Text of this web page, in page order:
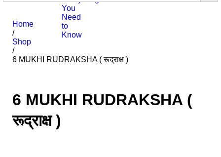
You
Need
to
Know
Home
/
Shop
/
6 MUKHI RUDRAKSHA ( रूद्राक्ष )
6 MUKHI RUDRAKSHA (
रूद्राक्ष )